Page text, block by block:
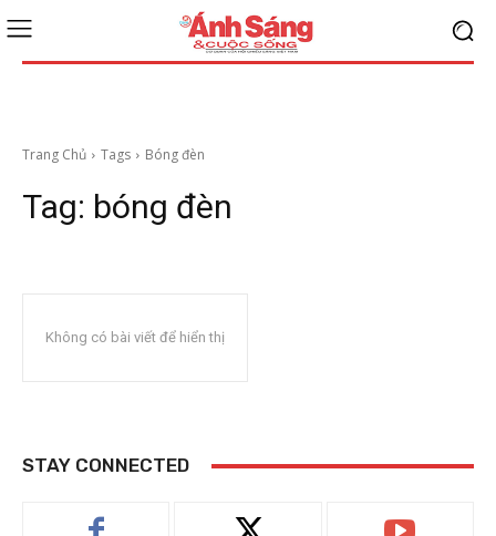
Trang Chủ Tags Bóng đèn
Tag: bóng đèn
Không có bài viết để hiển thị
STAY CONNECTED